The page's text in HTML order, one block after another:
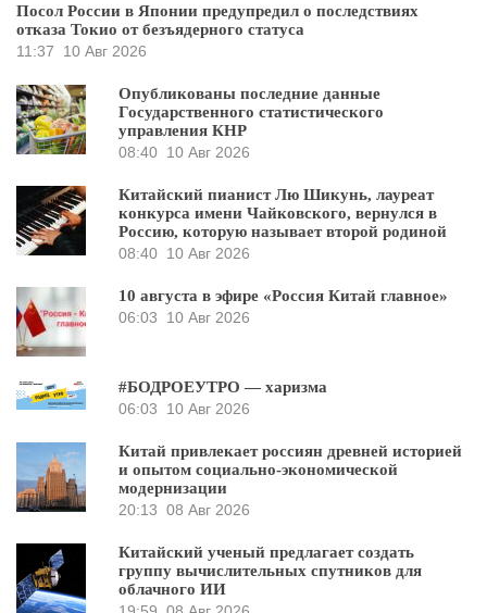
Посол России в Японии предупредил о последствиях
отказа Токио от безъядерного статуса
11:37
10 Авг 2026
Опубликованы последние данные
Государственного статистического
управления КНР
08:40 10 Авг 2026
Китайский пианист Лю Шикунь, лауреат
конкурса имени Чайковского, вернулся в
Россию, которую называет второй родиной
08:40 10 Авг 2026
10 августа в эфире «Россия Китай главное»
06:03
10 Авг 2026
#БОДРОЕУТРО — харизма
06:03
10 Авг 2026
Китай привлекает россиян древней историей
и опытом социально-экономической
модернизации
20:13 08 Авг 2026
Китайский ученый предлагает создать
группу вычислительных спутников для
облачного ИИ